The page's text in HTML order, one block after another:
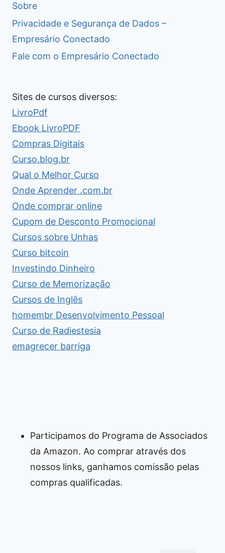
Sobre
Privacidade e Segurança de Dados –
Empresário Conectado
Fale com o Empresário Conectado
Sites de cursos diversos:
LivroPdf
Ebook LivroPDF
Compras Digitais
Curso.blog.br
Qual o Melhor Curso
Onde Aprender .com.br
Onde comprar online
Cupom de Desconto Promocional
Cursos sobre Unhas
Curso bitcoin
Investindo Dinheiro
Curso de Memorização
Cursos de Inglês
homembr Desenvolvimento Pessoal
Curso de Radiestesia
emagrecer barriga
Participamos do Programa de Associados
da Amazon. Ao comprar através dos
nossos links, ganhamos comissão pelas
compras qualificadas.